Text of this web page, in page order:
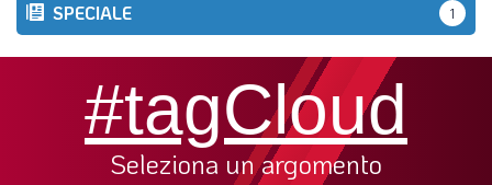
SPECIALE 1
#tagCloud
Seleziona un argomento